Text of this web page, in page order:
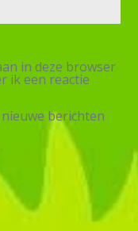
in deze browser
ik een reactie
berichten